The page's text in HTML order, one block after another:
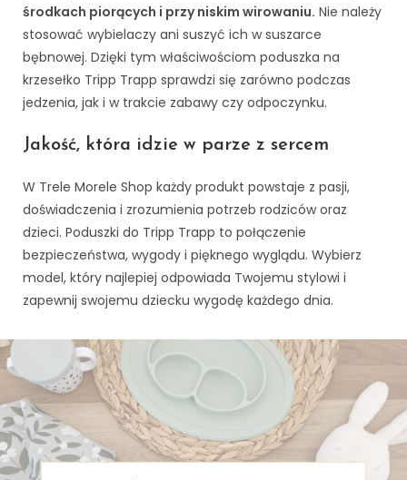
środkach piorących i przy niskim wirowaniu. Nie należy
stosować wybielaczy ani suszyć ich w suszarce
bębnowej. Dzięki tym właściwościom poduszka na
krzesełko Tripp Trapp sprawdzi się zarówno podczas
jedzenia, jak i w trakcie zabawy czy odpoczynku.
Jakość, która idzie w parze z sercem
W Trele Morele Shop każdy produkt powstaje z pasji,
doświadczenia i zrozumienia potrzeb rodziców oraz
dzieci. Poduszki do Tripp Trapp to połączenie
bezpieczeństwa, wygody i pięknego wyglądu. Wybierz
model, który najlepiej odpowiada Twojemu stylowi i
zapewnij swojemu dziecku wygodę każdego dnia.